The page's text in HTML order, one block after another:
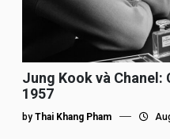
Jung Kook và Chanel:
1957
by Thai Khang Pham